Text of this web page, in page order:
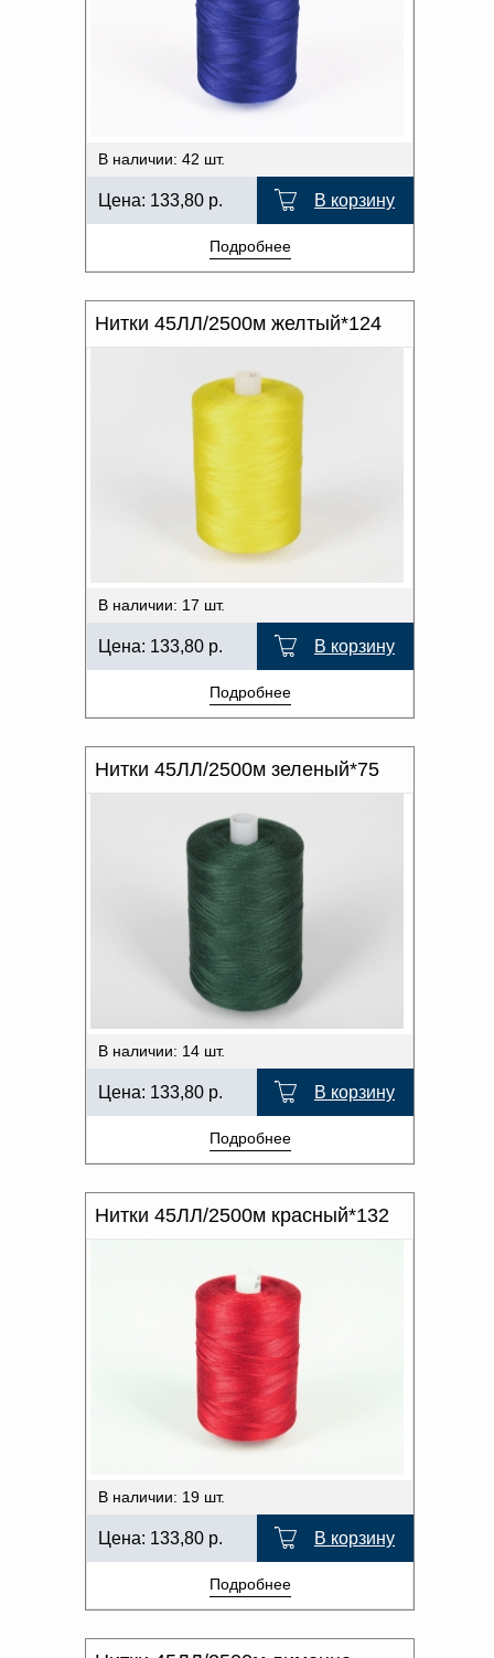
В наличии: 42 шт.
Цена: 133,80 р. В корзину
Подробнее
Нитки 45ЛЛ/2500м желтый*124
В наличии: 17 шт.
Цена: 133,80 р. В корзину
Подробнее
Нитки 45ЛЛ/2500м зеленый*75
В наличии: 14 шт.
Цена: 133,80 р. В корзину
Подробнее
Нитки 45ЛЛ/2500м красный*132
В наличии: 19 шт.
Цена: 133,80 р. В корзину
Подробнее